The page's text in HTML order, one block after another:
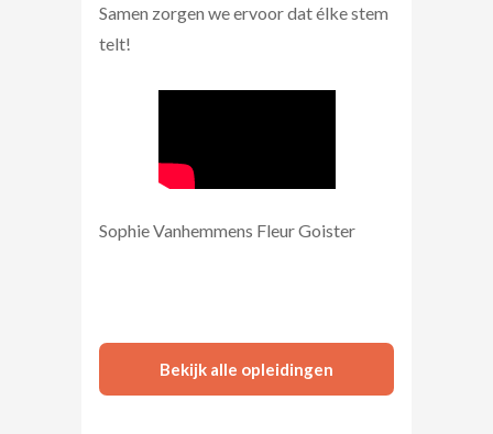
Samen zorgen we ervoor dat élke stem
telt!
Sophie Vanhemmens Fleur Goister
Bekijk alle opleidingen